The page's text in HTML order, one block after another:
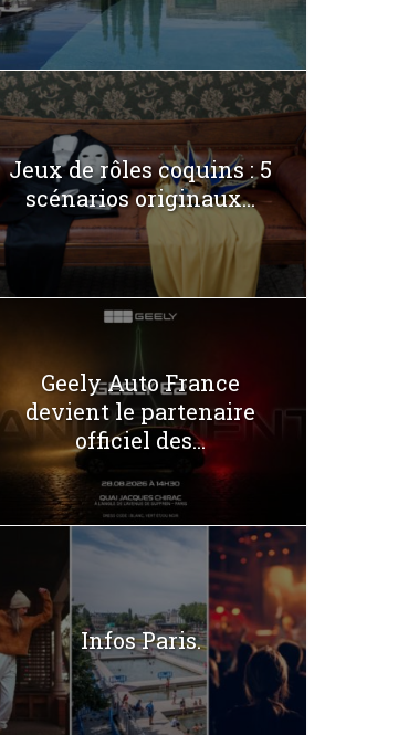
Jeux de rôles coquins : 5
scénarios originaux...
Geely Auto France
devient le partenaire
officiel des...
Infos Paris.